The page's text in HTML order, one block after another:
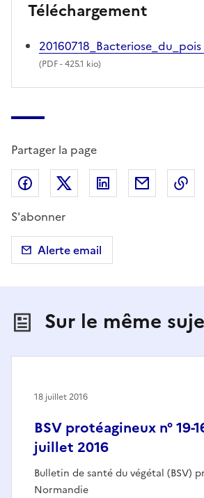
Téléchargement
20160718_Bacteriose_du_pois
(PDF- 425.1 kio)
Partager la page
Partager sur Facebook
Partager sur X
Partager sur
S'abonner
Alerte email
Sur le même
BSV protéagineux n° 19-
juillet 2016
Bulletin de santé du végétal (BSV)
Normandie
18 juillet 2016